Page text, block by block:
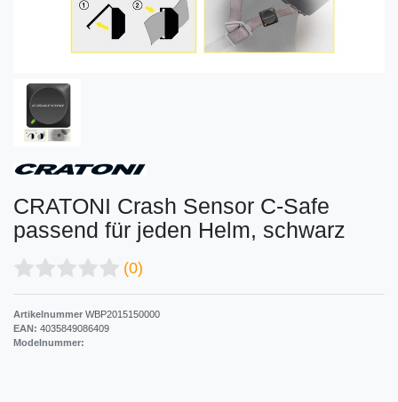
CRATONI Crash Sensor C-Safe
passend für jeden Helm, schwarz
(0)
Artikelnummer WBP2015150000
EAN: 4035849086409
Modelnummer: